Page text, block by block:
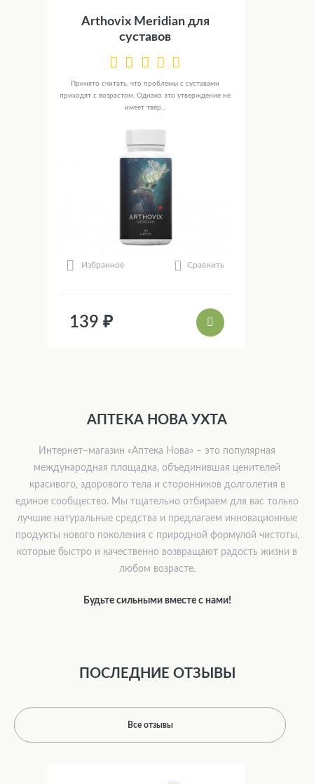
Arthovix Meridian для
суставов
Принято считать, что проблемы с суставами
приходят с возрастом. Однако это утверждение не
имеет твёр...
Избранное Сравнить
139 ₽
АПТЕКА НОВА УХТА
Интернет–магазин «Аптека Нова» – это популярная
международная площадка, объединившая ценителей
красивого, здорового тела и сторонников долголетия в
единое сообщество. Мы тщательно отбираем для вас только
лучшие натуральные средства и предлагаем инновационные
продукты нового поколения с природной формулой чистоты,
которые быстро и качественно возвращают радость жизни в
любом возрасте.
Будьте сильными вместе с нами!
ПОСЛЕДНИЕ ОТЗЫВЫ
Все отзывы